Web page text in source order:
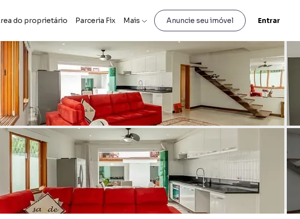
do proprietário Parceria Fix Mais Anuncie seu imóvel Entrar